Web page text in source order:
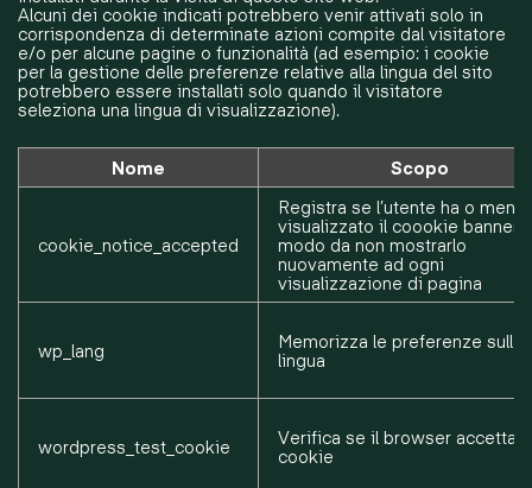
Alcuni dei cookie indicati potrebbero venir attivati solo in
corrispondenza di determinate azioni compite dal visitatore
e/o per alcune pagine o funzionalità (ad esempio: i cookie
per la gestione delle preferenze relative alla lingua del sito
potrebbero essere installati solo quando il visitatore
seleziona una lingua di visualizzazione).
Nome Scopo
cookie_notice_accepted
Registra se l’utente ha o meno
visualizzato il coookie banner
modo da non mostrarlo
nuovamente ad ogni
visualizzazione di pagina
wp_lang
Memorizza le preferenze sulla
lingua
wordpress_test_cookie
Verifica se il browser accetta i
cookie